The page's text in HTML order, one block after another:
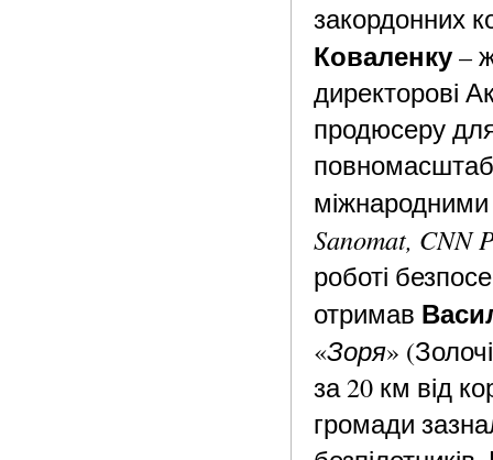
закордонних
Коваленку–
директорові
продюсеру
Sanomat, CNN
роботі
отримав
«Зоря»
за 20 км від
громади